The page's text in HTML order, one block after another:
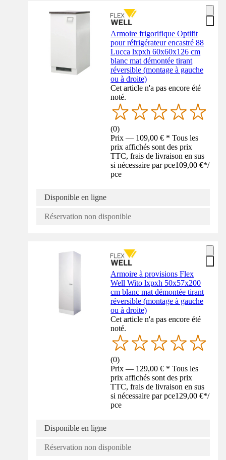
Armoire frigorifique Optifit
pour réfrigérateur encastré 88
Lucca lxpxh 60x60x126 cm
blanc mat démontée tirant
réversible (montage à gauche
ou à droite)
Cet article n'a pas encore été
noté.
(0)
Prix — 109,00 € * Tous les
prix affichés sont des prix
TTC, frais de livraison en sus
si nécessaire par pce109,00 €*/
pce
Disponible en ligne
Réservation non disponible
Armoire à provisions Flex
Well Wito lxpxh 50x57x200
cm blanc mat démontée tirant
réversible (montage à gauche
ou à droite)
Cet article n'a pas encore été
noté.
(0)
Prix — 129,00 € * Tous les
prix affichés sont des prix
TTC, frais de livraison en sus
si nécessaire par pce129,00 €*/
pce
Disponible en ligne
Réservation non disponible